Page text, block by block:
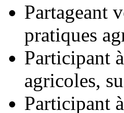
Partageant
pratiques
Participant
agricoles,
Participant